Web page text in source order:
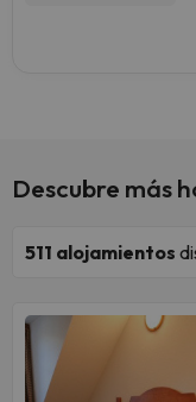
Descubre más
511 alojamientos